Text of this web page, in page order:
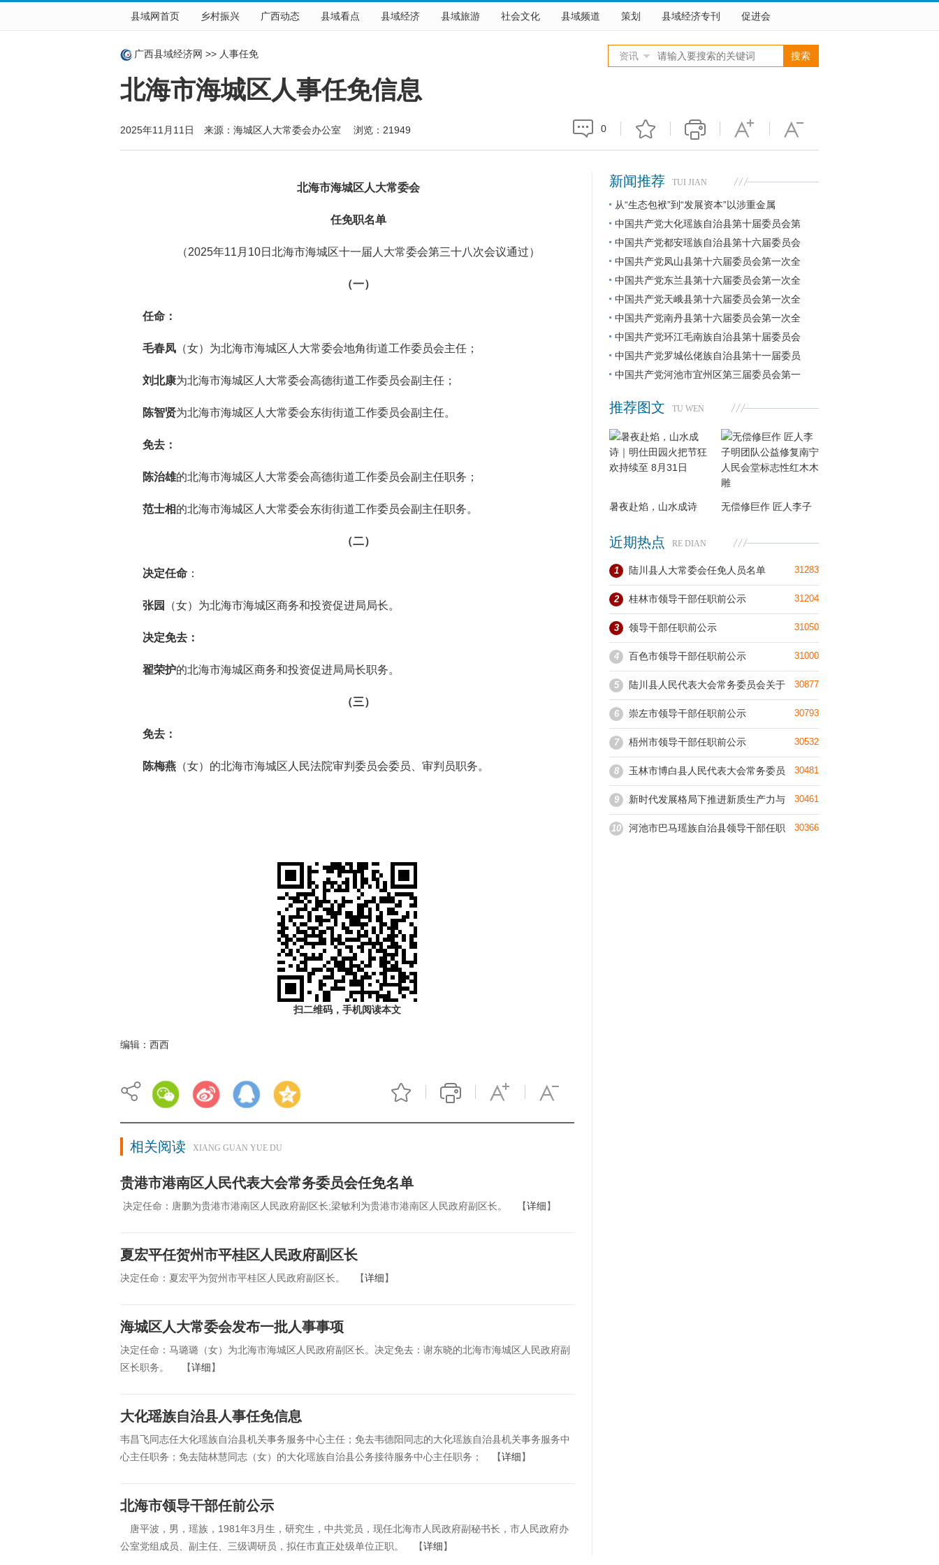
县域网首页 乡村振兴 广西动态 县域看点 县域经济 县域旅游 社会文化 县域频道 策划 县域经济专刊 促进会
广西县域经济网 >> 人事任免
北海市海城区人事任免信息
资讯
2025年11月11日 来源：海城区人大常委会办公室 浏览： 21949 0
北海市海城区人大常委会
任免职名单
（2025年11月10日北海市海城区十一届人大常委会第三十八次会议通过）
（一）
任命：
毛春凤 （女）为北海市海城区人大常委会地角街道工作委员会主任；
刘北康为北海市海城区人大常委会高德街道工作委员会副主任；
陈智贤为北海市海城区人大常委会东街街道工作委员会副主任。
免去：
陈治雄的北海市海城区人大常委会高德街道工作委员会副主任职务；
范士相的北海市海城区人大常委会东街街道工作委员会副主任职务。
（二）
决定任命 ：
张园 （女）为北海市海城区商务和投资促进局局长。
决定免去：
翟荣护的北海市海城区商务和投资促进局局长职务。
（三）
免去：
陈梅燕 （女）的北海市海城区人民法院审判委员会委员、审判员职务。
扫二维码，手机阅读本文
编辑：西西
相关阅读 XIANG GUAN YUE DU
贵港市港南区人民代表大会常务委员会任免名单
决定任命：唐鹏为贵港市港南区人民政府副区长;梁敏利为贵港市港南区人民政府副区长。 【详细】
夏宏平任贺州市平桂区人民政府副区长
决定任命：夏宏平为贺州市平桂区人民政府副区长。 【详细】
海城区人大常委会发布一批人事事项
决定任命：马璐璐（女）为北海市海城区人民政府副区长。决定免去：谢东晓的北海市海城区人民政府副
区长职务。 【详细】
大化瑶族自治县人事任免信息
韦昌飞同志任大化瑶族自治县机关事务服务中心主任；免去韦德阳同志的大化瑶族自治县机关事务服务中
心主任职务；免去陆林慧同志（女）的大化瑶族自治县公务接待服务中心主任职务； 【详细】
北海市领导干部任前公示
唐平波，男，瑶族，1981年3月生，研究生，中共党员，现任北海市人民政府副秘书长，市人民政府办
公室党组成员、副主任、三级调研员，拟任市直正处级单位正职。 【详细】
新闻推荐 TUI JIAN
从“生态包袱”到“发展资本”以涉重金属
中国共产党大化瑶族自治县第十届委员会第
中国共产党都安瑶族自治县第十六届委员会
中国共产党凤山县第十六届委员会第一次全
中国共产党东兰县第十六届委员会第一次全
中国共产党天峨县第十六届委员会第一次全
中国共产党南丹县第十六届委员会第一次全
中国共产党环江毛南族自治县第十届委员会
中国共产党罗城仫佬族自治县第十一届委员
中国共产党河池市宜州区第三届委员会第一
推荐图文 TU WEN
暑夜赴焰，山水成诗 无偿修巨作 匠人李子
近期热点 RE DIAN
1 陆川县人大常委会任免人员名单 31283
2 桂林市领导干部任职前公示 31204
3 领导干部任职前公示 31050
4 百色市领导干部任职前公示 31000
5 陆川县人民代表大会常务委员会关于 30877
6 崇左市领导干部任职前公示 30793
7 梧州市领导干部任职前公示 30532
8 玉林市博白县人民代表大会常务委员 30481
9 新时代发展格局下推进新质生产力与 30461
10 河池市巴马瑶族自治县领导干部任职 30366